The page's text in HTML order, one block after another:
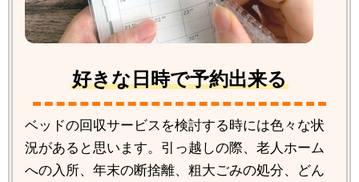
好きな日時で予約出来る
ベッドの回収サービスを検討する時には色々な状
況があると思います。引っ越しの際、老人ホーム
への入所、年末の断捨離、粗大ごみの処分、どん